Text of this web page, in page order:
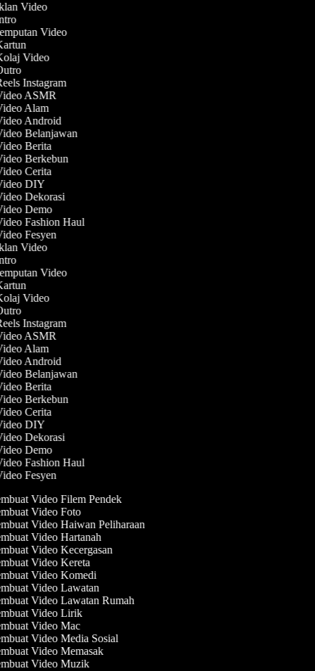
Video
Video
Video
Instagram
ASMR
Alam
Android
Belanjawan
Berita
Berkebun
Cerita
DIY
Dekorasi
Demo
Fashion Haul
Fesyen
Video
Video
Video
Instagram
ASMR
Alam
Android
Belanjawan
Berita
Berkebun
Cerita
DIY
Dekorasi
Demo
Fashion Haul
Fesyen
Video Filem Pendek
Video Foto
Video Haiwan Peliharaan
Video Hartanah
Video Kecergasan
Video Kereta
Video Komedi
Video Lawatan
Video Lawatan Rumah
Video Lirik
Video Mac
Video Media Sosial
Video Memasak
Video Muzik